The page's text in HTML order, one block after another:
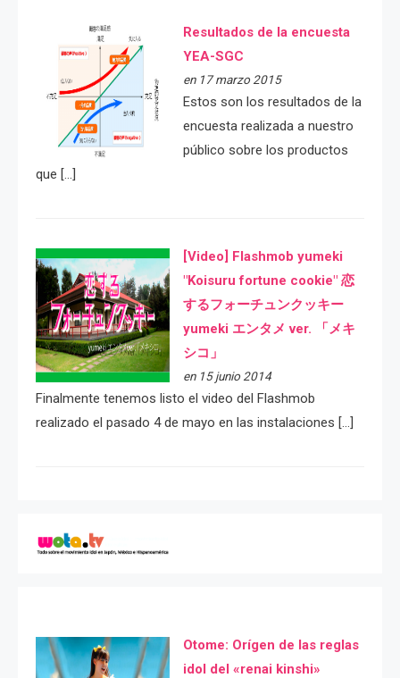
Resultados de la encuesta
YEA-SGC
en 17 marzo 2015
Estos son los resultados de la
encuesta realizada a nuestro
público sobre los productos
que […]
[Video] Flashmob yumeki
"Koisuru fortune cookie" 恋
するフォーチュンクッキー
yumeki エンタメ ver. 「メキ
シコ」
en 15 junio 2014
Finalmente tenemos listo el video del Flashmob
realizado el pasado 4 de mayo en las instalaciones […]
Otome: Orígen de las reglas
idol del «renai kinshi»